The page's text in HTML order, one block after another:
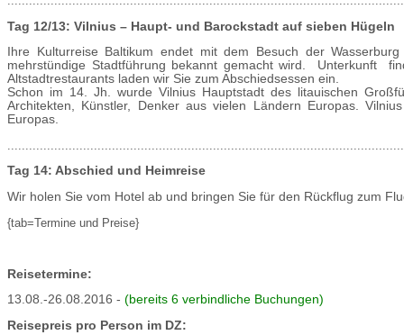
Tag 12/13: Vilnius – Haupt- und Barockstadt auf sieben Hügeln
Ihre Kulturreise Baltikum endet mit dem Besuch der
mehrstündige Stadtführung bekannt gemacht wird. Unterkunft
Altstadtrestaurants laden wir Sie zum Abschiedsessen ein.
Schon im 14. Jh. wurde Vilnius Hauptstadt des litauischen
Architekten, Künstler, Denker aus vielen Ländern Europas.
Europas.
Tag 14: Abschied und Heimreise
Wir holen Sie vom Hotel ab und bringen Sie für den Rückflug zum
{tab=Termine und Preise}
Reisetermine:
13.08.-26.08.2016 - (bereits 6 verbindliche Buchungen)
Reisepreis pro Person im DZ: